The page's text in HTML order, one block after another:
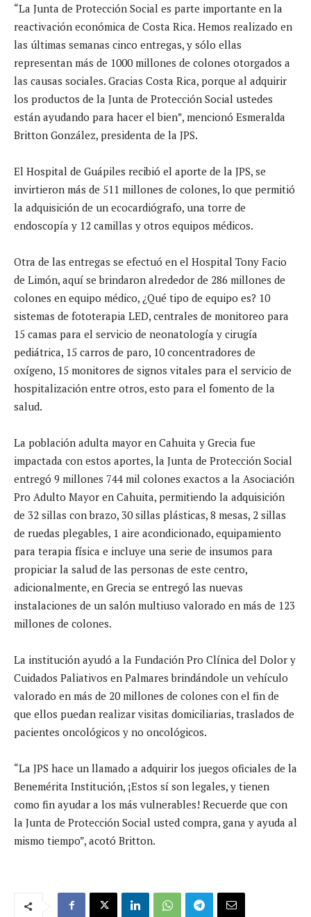
“La Junta de Protección Social es parte importante en la
reactivación económica de Costa Rica. Hemos realizado en
las últimas semanas cinco entregas, y sólo ellas
representan más de 1000 millones de colones otorgados a
las causas sociales. Gracias Costa Rica, porque al adquirir
los productos de la Junta de Protección Social ustedes
están ayudando para hacer el bien”, mencionó Esmeralda
Britton González, presidenta de la JPS.
El Hospital de Guápiles recibió el aporte de la JPS, se
invirtieron más de 511 millones de colones, lo que permitió
la adquisición de un ecocardiógrafo, una torre de
endoscopía y 12 camillas y otros equipos médicos.
Otra de las entregas se efectuó en el Hospital Tony Facio
de Limón, aquí se brindaron alrededor de 286 millones de
colones en equipo médico, ¿Qué tipo de equipo es? 10
sistemas de fototerapia LED, centrales de monitoreo para
15 camas para el servicio de neonatología y cirugía
pediátrica, 15 carros de paro, 10 concentradores de
oxígeno, 15 monitores de signos vitales para el servicio de
hospitalización entre otros, esto para el fomento de la
salud.
La población adulta mayor en Cahuita y Grecia fue
impactada con estos aportes, la Junta de Protección Social
entregó 9 millones 744 mil colones exactos a la Asociación
Pro Adulto Mayor en Cahuita, permitiendo la adquisición
de 32 sillas con brazo, 30 sillas plásticas, 8 mesas, 2 sillas
de ruedas plegables, 1 aire acondicionado, equipamiento
para terapia física e incluye una serie de insumos para
propiciar la salud de las personas de este centro,
adicionalmente, en Grecia se entregó las nuevas
instalaciones de un salón multiuso valorado en más de 123
millones de colones.
La institución ayudó a la Fundación Pro Clínica del Dolor y
Cuidados Paliativos en Palmares brindándole un vehículo
valorado en más de 20 millones de colones con el fin de
que ellos puedan realizar visitas domiciliarias, traslados de
pacientes oncológicos y no oncológicos.
“La JPS hace un llamado a adquirir los juegos oficiales de la
Benemérita Institución, ¡Estos sí son legales, y tienen
como fin ayudar a los más vulnerables! Recuerde que con
la Junta de Protección Social usted compra, gana y ayuda al
mismo tiempo”, acotó Britton.